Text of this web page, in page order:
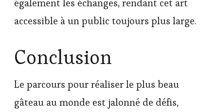
également les échanges, rendant cet art
accessible à un public toujours plus large.
Conclusion
Le parcours pour réaliser le plus beau
gâteau au monde est jalonné de défis,